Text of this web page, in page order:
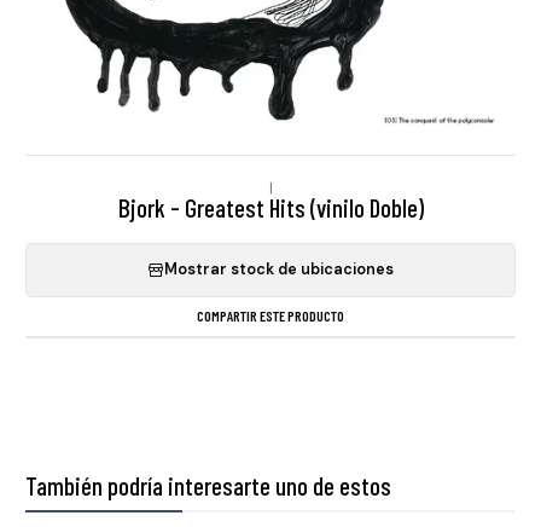
|
Bjork - Greatest Hits (vinilo Doble)
Mostrar stock de ubicaciones
COMPARTIR ESTE PRODUCTO
También podría interesarte uno de estos